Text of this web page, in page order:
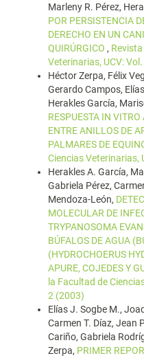
Marleny R. Pérez,
POR PERSISTENCIA
DERECHO EN UN
QUIRÚRGICO ,
Veterinarias, UCV:
Héctor Zerpa, Félix
Gerardo Campos,
Herakles García,
RESPUESTA IN
ENTRE ANILLOS DE
PALMARES DE
Ciencias Veterinarias,
Herakles A. García,
Gabriela Pérez,
Mendoza-León,
MOLECULAR DE
TRYPANOSOMA
BÚFALOS DE AGUA
(HYDROCHOERUS
APURE, COJEDES Y
la Facultad de
2 (2003)
Elías J. Sogbe M.,
Carmen T. Díaz, Jean
Cariño, Gabriela
Zerpa, PRIMER